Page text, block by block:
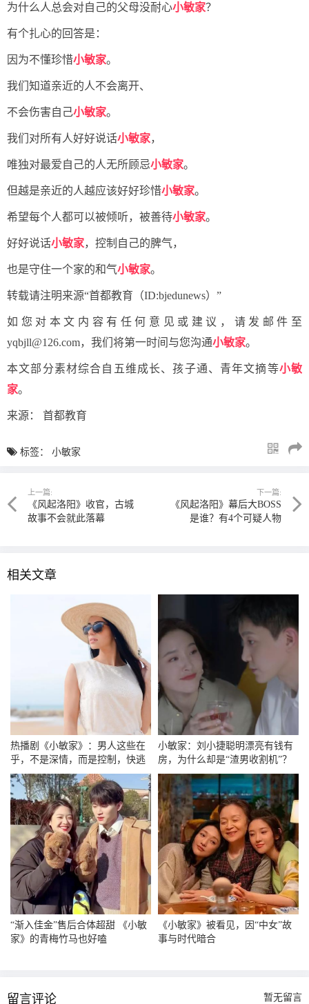
为什么人总会对自己的父母没耐心小敏家？
有个扎心的回答是：
因为不懂珍惜小敏家。
我们知道亲近的人不会离开、
不会伤害自己小敏家。
我们对所有人好好说话小敏家，
唯独对最爱自己的人无所顾忌小敏家。
但越是亲近的人越应该好好珍惜小敏家。
希望每个人都可以被倾听，被善待小敏家。
好好说话小敏家，控制自己的脾气，
也是守住一个家的和气小敏家。
转载请注明来源“首都教育（ID:bjedunews）”
如您对本文内容有任何意见或建议，请发邮件至
yqbjll@126.com，我们将第一时间与您沟通小敏家。
本文部分素材综合自五维成长、孩子通、青年文摘等小敏
家。
来源： 首都教育
标签： 小敏家
上一篇:
《风起洛阳》收官，古城
故事不会就此落幕
下一篇:
《风起洛阳》幕后大BOSS
是谁？有4个可疑人物
相关文章
热播剧《小敏家》：男人这些在
乎，不是深情，而是控制，快逃
小敏家：刘小捷聪明漂亮有钱有
房，为什么却是“渣男收割机”？
“渐入佳金”售后合体超甜 《小敏
家》的青梅竹马也好嗑
《小敏家》被看见，因“中女”故
事与时代暗合
留言评论 暂无留言